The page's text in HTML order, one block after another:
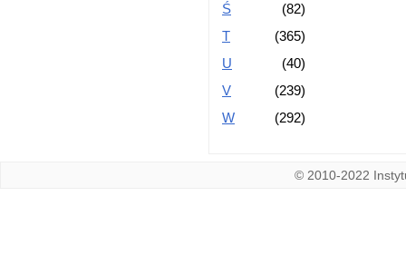
Ś
(82)
T
(365)
U
(40)
V
(239)
W
(292)
© 2010-2022